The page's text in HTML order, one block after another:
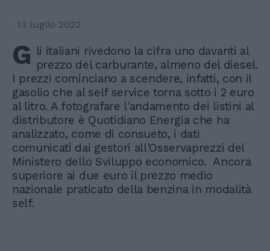
13 luglio 2022
G li italiani rivedono la cifra uno davanti al
prezzo del carburante, almeno del diesel.
I prezzi cominciano a scendere, infatti, con il
gasolio che al self service torna sotto i 2 euro
al litro. A fotografare l'andamento dei listini al
distributore è Quotidiano Energia che ha
analizzato, come di consueto, i dati
comunicati dai gestori all'Osservaprezzi del
Ministero dello Sviluppo economico. Ancora
superiore ai due euro il prezzo medio
nazionale praticato della benzina in modalità
self.